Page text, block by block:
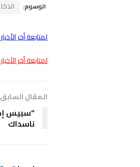
الوسوم:
لمتابعة أخر
لمتابعة أخر
المقال السابق
“سبيس
ناسداك